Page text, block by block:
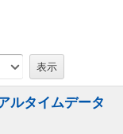
ルタイムデータ